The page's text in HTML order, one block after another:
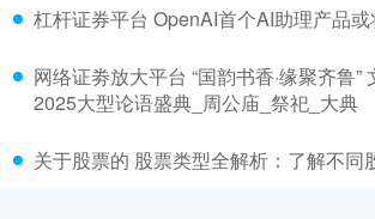
杠杆证券平台 OpenAI首个AI助理产品
网络证劵放大平台 “国韵书香·缘聚齐鲁”
2025大型论语盛典_周公庙_祭祀_大典
关于股票的 股票类型全解析：了解不同